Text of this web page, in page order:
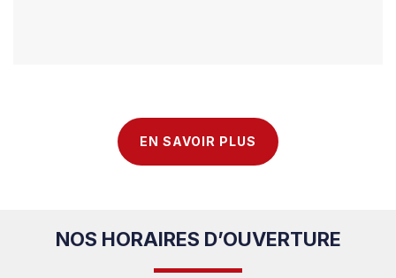
EN SAVOIR PLUS
NOS HORAIRES D’OUVERTURE